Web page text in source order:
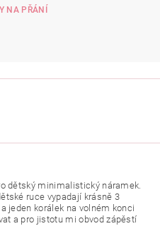
NA PŘÁNÍ
dětský minimalistický náramek.
ruce vypadají krásně 3
jeden korálek na volném konci
a pro jistotu mi obvod zápěstí